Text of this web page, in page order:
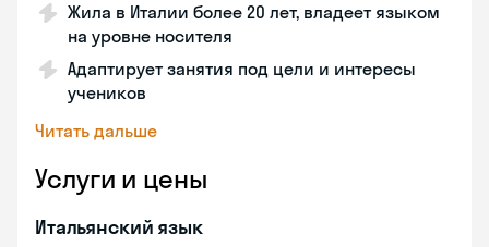
Жила в Италии более 20 лет, владеет языком
на уровне носителя
Адаптирует занятия под цели и интересы
учеников
Читать дальше
Услуги и цены
Итальянский язык